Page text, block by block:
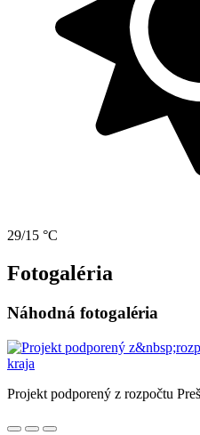
29/15 °C
Fotogaléria
Náhodná fotogaléria
Projekt podporený z rozpočtu